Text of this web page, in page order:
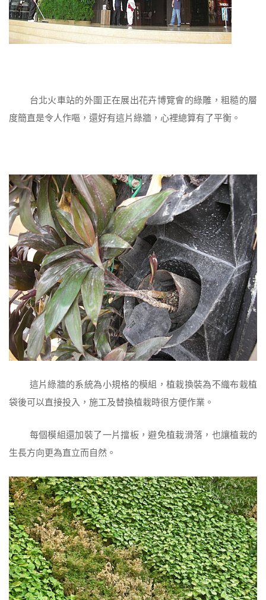
台北火車站的外圍正在展出花卉博覽會的綠雕，粗糙的層
度簡直是令人作嘔，還好有這片綠牆，心裡總算有了平衡。
這片綠牆的系統為小規格的模組，植栽換裝為不織布栽植
袋後可以直接投入，施工及替換植栽時很方便作業。
每個模組還加裝了一片擋板，避免植栽滑落，也讓植栽的
生長方向更為直立而自然。